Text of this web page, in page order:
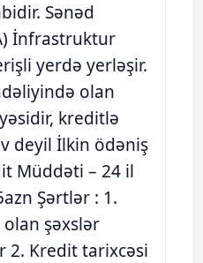
Sənəd
İnfrastruktur
yerdə yerləşir.
olan
kreditlə
deyil İlkin ödəniş
Müddəti – 24 il
Şərtlər : 1.
olan şəxslər
2. Kredit tarixcəsi